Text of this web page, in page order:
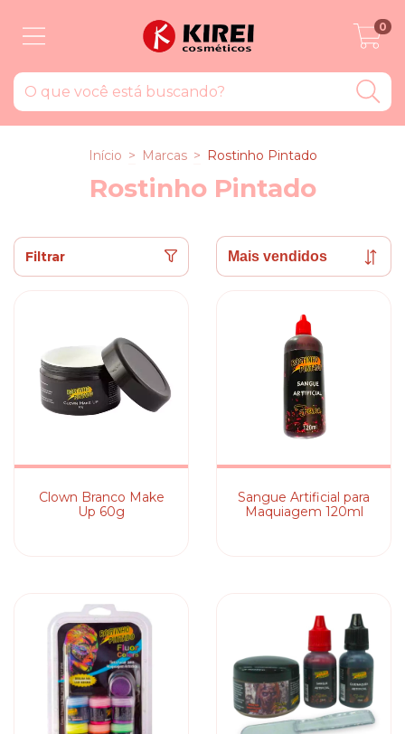
0
Início > Marcas > Rostinho Pintado
Rostinho Pintado
Filtrar
Clown Branco Make
Up 60g
Sangue Artificial para
Maquiagem 120ml